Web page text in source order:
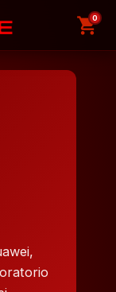
shopping_cart
0